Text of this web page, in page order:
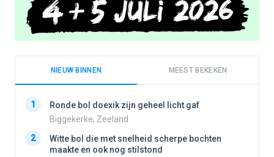
NIEUW BINNEN MEEST BEKEKEN
1
Ronde bol doexik zijn geheel licht gaf
Biggekerke, Zeeland
2
Witte bol die met snelheid scherpe bochten
maakte en ook nog stilstond